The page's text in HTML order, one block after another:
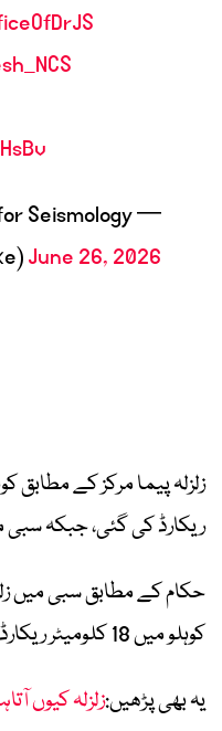
Seismology
June 26, 2026
ریکارڈ کی گئی، جبکہ سبی میں
کوہلو میں 18 کلومیٹر ریکارڈ کی گئی۔
یہ بھی پڑھیں:زلزلہ کیوں